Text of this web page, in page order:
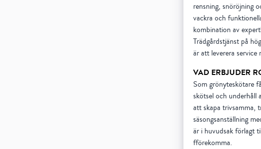
rensning, snöröjning
vackra och
kombination av
Trädgårdstjänst på
är att leverera
VAD ERBJUDER
Som grönyteskötare
skötsel och underhåll
att skapa trivsamma,
säsongsanställning
är i huvudsak förlagt
fförekomma.